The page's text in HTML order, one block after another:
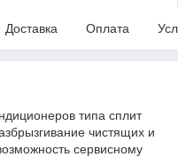
Доставка Оплата
типа сплит
чистящих и
сервисному